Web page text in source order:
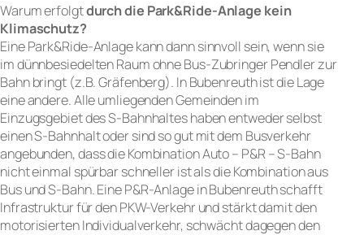
Warum erfolgtdurch die Park&Ride-Anlage kein
Klimaschutz?
Eine Park&Ride-Anlage kann dann sinnvoll sein, wenn sie
im dünnbesiedelten Raum ohne Bus-Zubringer Pendler zur
Bahn bringt (z.B. Gräfenberg). In Bubenreuth ist die Lage
eine andere. Alle umliegenden Gemeinden im
Einzugsgebiet des S-Bahnhaltes haben entweder selbst
einen S-Bahnhalt oder sind so gut mit dem Busverkehr
angebunden, dass die Kombination Auto – P&R – S-Bahn
nicht einmal spürbar schneller ist als die Kombination aus
Bus und S-Bahn. Eine P&R-Anlage in Bubenreuth schafft
Infrastruktur für den PKW-Verkehr und stärkt damit den
motorisierten Individualverkehr, schwächt dagegen den